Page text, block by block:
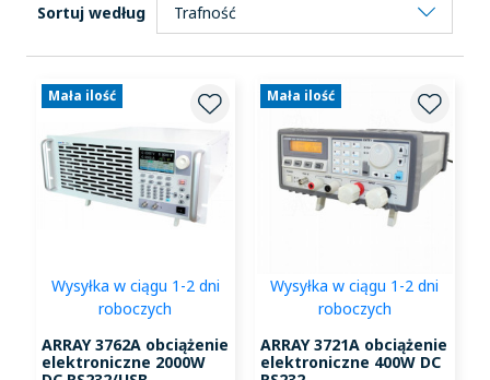
Sortuj według
Mała ilość
Wysyłka w ciągu 1-2 dni
roboczych
ARRAY 3762A obciążenie
elektroniczne 2000W
Mała ilość
Wysyłka w ciągu 1-2 dni
roboczych
ARRAY 3721A obciążenie
elektroniczne 400W DC